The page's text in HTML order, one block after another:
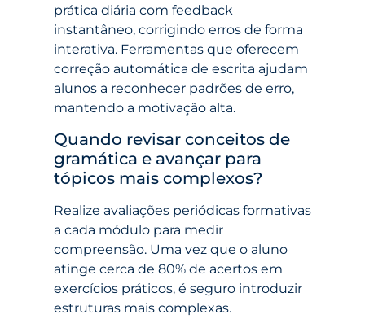
prática diária com feedback
instantâneo, corrigindo erros de forma
interativa. Ferramentas que oferecem
correção automática de escrita ajudam
alunos a reconhecer padrões de erro,
mantendo a motivação alta.
Quando revisar conceitos de
gramática e avançar para
tópicos mais complexos?
Realize avaliações periódicas formativas
a cada módulo para medir
compreensão. Uma vez que o aluno
atinge cerca de 80% de acertos em
exercícios práticos, é seguro introduzir
estruturas mais complexas.